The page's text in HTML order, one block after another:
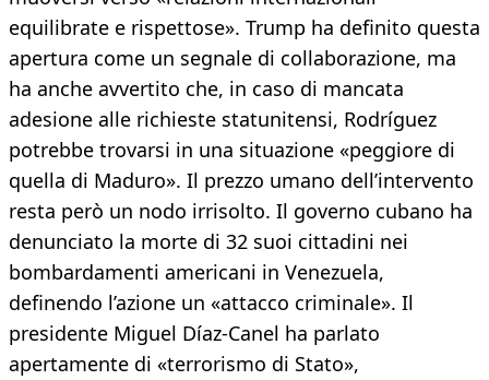
equilibrate e rispettose». Trump ha definito questa
apertura come un segnale di collaborazione, ma
ha anche avvertito che, in caso di mancata
adesione alle richieste statunitensi, Rodríguez
potrebbe trovarsi in una situazione «peggiore di
quella di Maduro». Il prezzo umano dell’intervento
resta però un nodo irrisolto. Il governo cubano ha
denunciato la morte di 32 suoi cittadini nei
bombardamenti americani in Venezuela,
definendo l’azione un «attacco criminale». Il
presidente Miguel Díaz-Canel ha parlato
apertamente di «terrorismo di Stato»,